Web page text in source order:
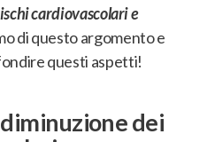
cardiovascolari e
di questo argomento e
questi aspetti!
dei